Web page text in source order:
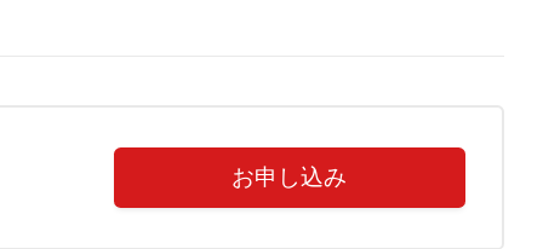
お申し込み